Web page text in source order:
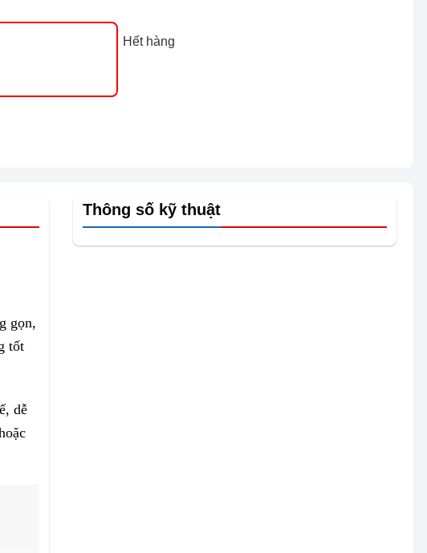
Hết hàng
gọn,
tốt
dễ
Thông số kỹ thuật